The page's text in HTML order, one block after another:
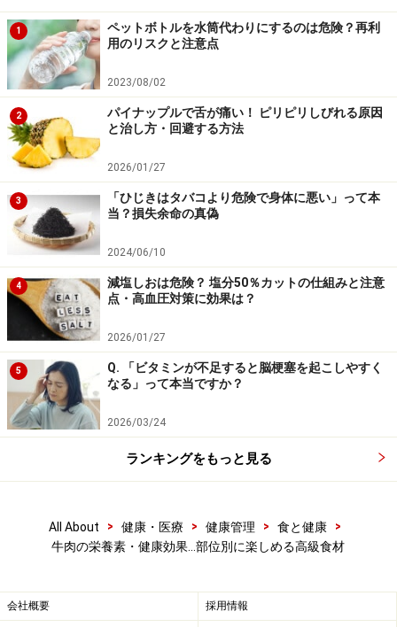
位は赤肉よりも高エネルギーになりやすいです。牛肉の
栄養素で特別に注意すべき点はありませんが、カロリー
の面を考えるのであれば、あまり食べすぎないよう注意
しましょう。
牛肉を調理するときのコツや注意点・美味
しく食べるコツ、おすすめの食べ方
火が通っていないと、食中毒のリスクが高くなってしま
うので、加熱の加減に注意してください。牛肉は、豚肉
が、牛刺しなどで食中毒が出ています。美味しい食べ方
としては、
1
ペットボトルを水筒代わりにするのは危険？再利
用のリスクと注意点
2023/08/02
2
パイナップルで舌が痛い！ ピリピリしびれる原因
と治し方・回避する方法
2026/01/27
3
「ひじきはタバコより危険で身体に悪い」って本
当？損失余命の真偽
2024/06/10
4
減塩しおは危険？ 塩分50％カットの仕組みと注意
点・高血圧対策に効果は？
2026/01/27
5
Q. 「ビタミンが不足すると脳梗塞を起こしやすく
なる」って本当ですか？
2026/03/24
ランキングをもっと見る
All About > 健康・医療 > 健康管理 > 食と健康
>
牛肉の栄養素・健康効果…部位別に楽しめる高級食材
会社概要 採用情報